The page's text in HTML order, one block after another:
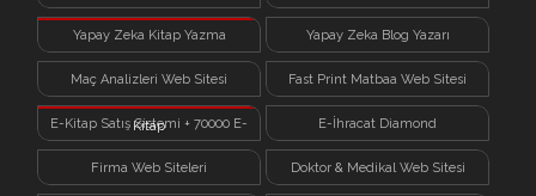
Yapay Zeka Kitap Yazma Yapay Zeka Blog Yazarı
Maç Analizleri Web Sitesi Fast Print Matbaa Web Sitesi
E-Kitap Satış Sistemi + 70000 E- E-İhracat Diamond
Firma Web Siteleri Doktor & Medikal Web Sitesi